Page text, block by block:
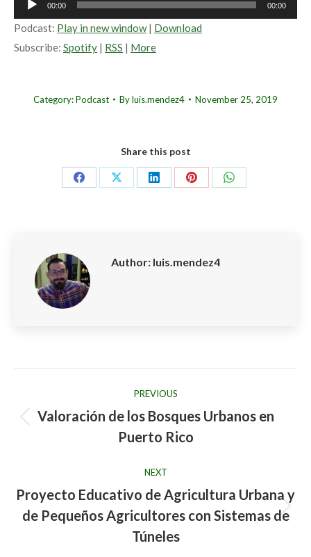
Player
00:00 00:00
Podcast: Play in new window| Download
Subscribe: Spotify | RSS | More
Category:Podcast Byluis.mendez4 November 25, 2019
Share this post
Share
Share
Share
Share
Share
Author: luis.mendez4
navigation
PREVIOUS
Previous
post:
Valoración de los Bosques Urbanos en
Puerto Rico
NEXT
Next
post:
Proyecto Educativo de Agricultura Urbana y
de Pequeños Agricultores con Sistemas de
Túneles